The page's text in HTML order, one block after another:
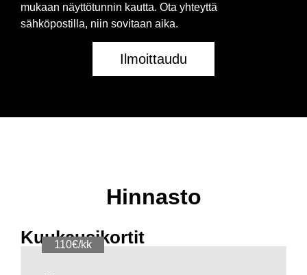
mukaan näyttötunnin kautta. Ota yhteyttä
sähköpostilla, niin sovitaan aika.
Ilmoittaudu
Hinnasto
Kuukausikortit
110€/kk